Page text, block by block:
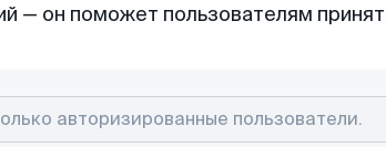
— он поможет пользователям